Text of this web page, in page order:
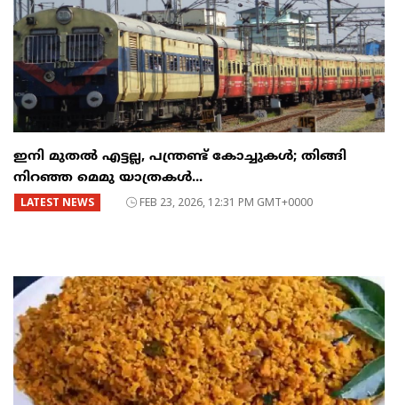
ഇനി മുതൽ എട്ടല്ല, പന്ത്രണ്ട് കോച്ചുകള്‍; തിങ്ങി
നിറഞ്ഞ മെമു യാത്രകൾ...
LATEST NEWS FEB 23, 2026, 12:31 PM GMT+0000